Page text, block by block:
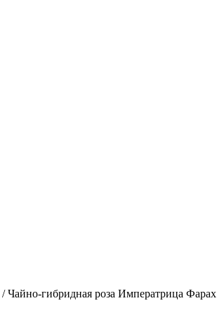
/Чайно-гибридная роза Императрица Фарах